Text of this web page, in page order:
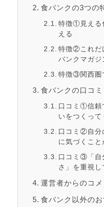
食バンクの3つの
特徴①見える
える
特徴②これだ
バンクマガジ
特徴③関西圏
食バンクの口コミ
口コミ①信頼
いをつくって
口コミ②自分
に気づくこと
口コミ③「自
さ」を重視し
運営者からのコメ
食バンク以外の